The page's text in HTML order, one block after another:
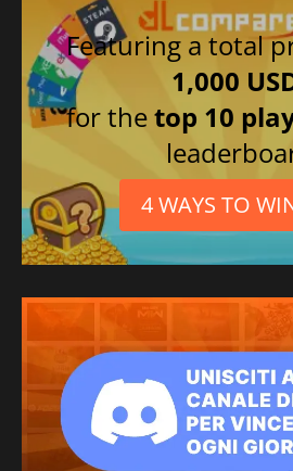
Featuring a total
1,000
for thetop 10
4 WAYS TO